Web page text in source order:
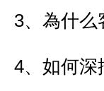
3、為什
4、如何深